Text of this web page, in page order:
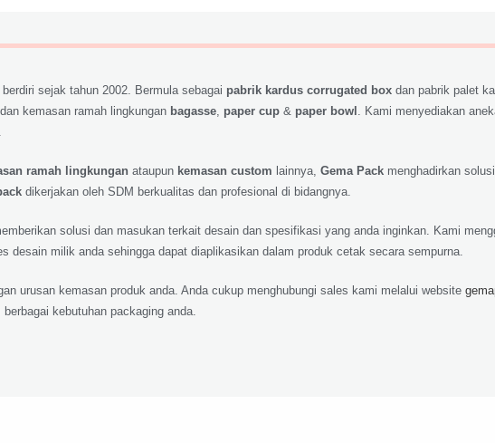
sejak tahun 2002. Bermula sebagai pabrik kardus corrugated box dan pabrik palet
dan kemasan ramah lingkungan bagasse paper cup & paper bowl . Kami menyediakan
ramah lingkungan ataupun kemasan custom lainnya, Gema Pack menghadirkan
dikerjakan oleh SDM berkualitas dan profesional di bidangnya.
solusi dan masukan terkait desain dan spesifikasi yang anda inginkan. Kami
milik anda sehingga dapat diaplikasikan dalam produk cetak secara sempurna.
urusan kemasan produk anda. Anda cukup menghubungi sales kami melalui website
kebutuhan packaging anda.